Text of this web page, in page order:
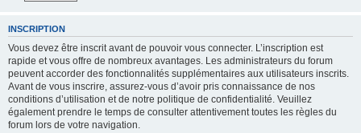
INSCRIPTION
Vous devez être inscrit avant de pouvoir vous connecter. L’inscription est
rapide et vous offre de nombreux avantages. Les administrateurs du forum
peuvent accorder des fonctionnalités supplémentaires aux utilisateurs inscrits.
Avant de vous inscrire, assurez-vous d’avoir pris connaissance de nos
conditions d’utilisation et de notre politique de confidentialité. Veuillez
également prendre le temps de consulter attentivement toutes les règles du
forum lors de votre navigation.